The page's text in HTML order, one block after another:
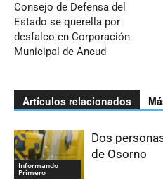
Consejo de Defensa del
Estado se querella por
desfalco en Corporación
Municipal de Ancud
Artículos relacionados
Informando
Primero
Dos
de Osorno